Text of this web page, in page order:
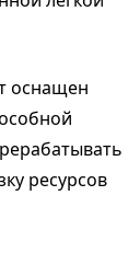
оснащен
ресурсов